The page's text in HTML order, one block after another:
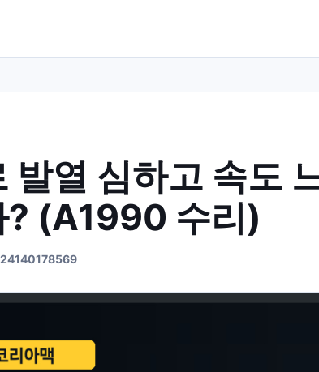
발열 심하고 속도
? (A1990 수리)